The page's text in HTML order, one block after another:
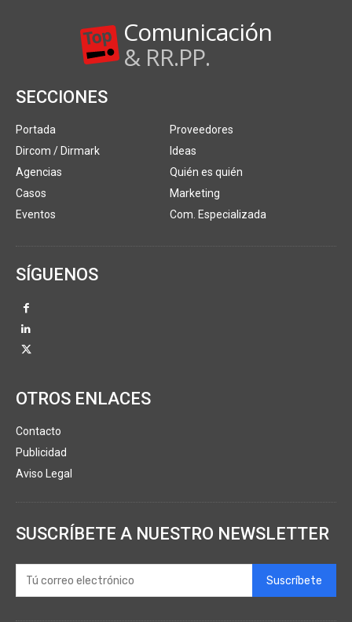
Comunicación
& RR.PP.
SECCIONES
Portada
Dircom / Dirmark
Agencias
Casos
Eventos
Proveedores
Ideas
Quién es quién
Marketing
Com. Especializada
SÍGUENOS
OTROS ENLACES
Contacto
Publicidad
Aviso Legal
SUSCRÍBETE A NUESTRO NEWSLETTER
Suscríbete